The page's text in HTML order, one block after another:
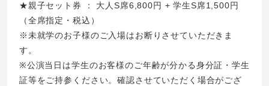
★親子セット券 ： 大人S席6,800円 + 学生S席1,500円
（全席指定・税込）
※未就学のお子様のご入場はお断りさせていただきま
す。
※公演当日は学生のお客様のご年齢が分かる身分証・学生
証等をご持参ください。確認させていただく場合がござ